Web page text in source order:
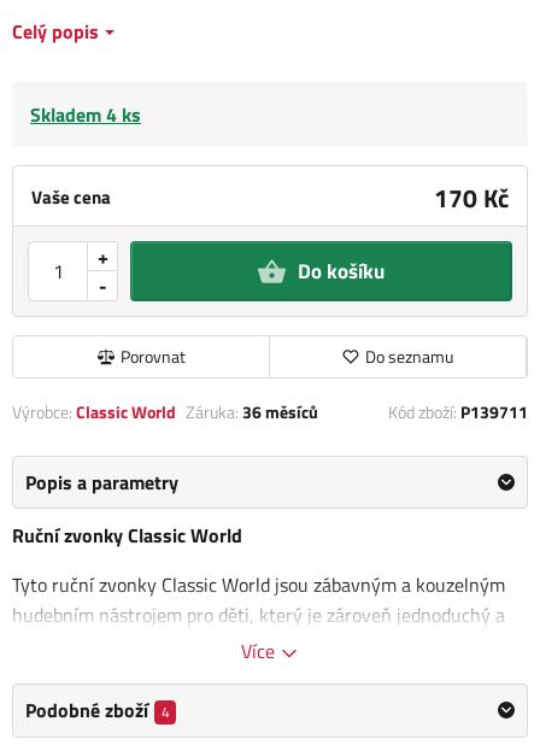
Vaše cena 170 Kč
-
+ Do košíku
Porovnat Do seznamu
Celý popis
Skladem 4 ks
Výrobce:Classic World Záruka:36 měsíců Kód zboží: P139711
Popis a parametry
Ruční zvonky Classic World
Tyto ruční zvonky Classic World jsou zábavným a kouzelným
hudebním nástrojem pro děti, který je zároveň jednoduchý a
příjemný na hraní. Tyto poutavé zvonky
vzniká jasný a čistý tón, což podněcuje jejich hudební fantazii a
sluchové vnímání. Ruční zvonky jsou navrženy tak, aby byly
Více
Podobné zboží 4